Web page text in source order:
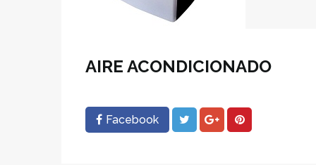
AIRE ACONDICIONADO
Facebook